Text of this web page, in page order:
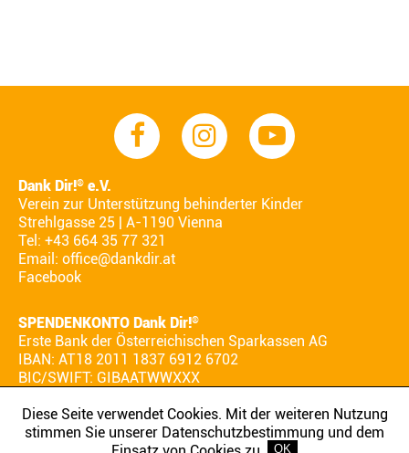
Dank Dir!® e.V.
Verein zur Unterstützung behinderter Kinder
Strehlgasse 25 | A-1190 Vienna
Tel: +43 664 35 77 321
Email: office@dankdir.at
Facebook
SPENDENKONTO Dank Dir!®
Erste Bank der Österreichischen Sparkassen AG
IBAN: AT18 2011 1837 6912 6702
BIC/SWIFT: GIBAATWWXXX
AGB IMPRESSUM DATENSCHUTZ
Diese Seite verwendet Cookies. Mit der weiteren Nutzung
stimmen Sie unserer Datenschutzbestimmung und dem
OK